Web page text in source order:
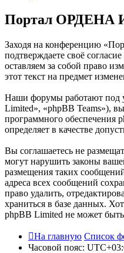
Портал ОРДЕНА
Заходя на конференцию
подтверждаете своё
оставляем за собой право
этот текст на предмет
Наши форумы работают под
Limited», «phpBB Teams»),
программного обеспечения
определяет в качестве
Вы соглашаетесь не
могут нарушить законы
размещения таких
адреса всех сообщений
право удалить,
храниться в базе данных.
phpBB Limited не может быть
На главную Список
Часовой пояс: